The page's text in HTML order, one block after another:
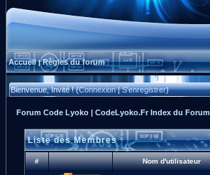
Accueil|Règles du forum
Bienvenue, Invité ! (Connexion|S'enregistrer)
Forum Code Lyoko | CodeLyoko.Fr Index du Forum
Liste des Membres
# Nom d'utilisateur